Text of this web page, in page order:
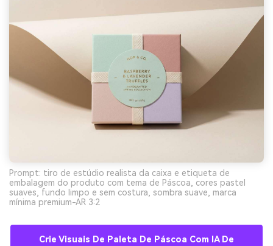
Prompt: tiro de estúdio realista da caixa e etiqueta de
embalagem do produto com tema de Páscoa, cores pastel
suaves, fundo limpo e sem costura, sombra suave, marca
mínima premium-AR 3:2
Crie Visuais De Paleta De Páscoa Com IA De